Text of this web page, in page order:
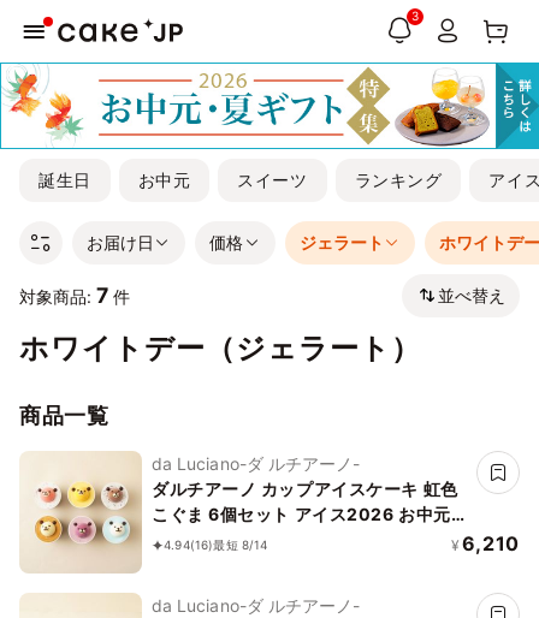
3
誕生日 お中元 スイーツ ランキング アイ
お届け日 価格 ジェラート ホワイトデ
対象商品: 7 件 並べ替え
ホワイトデー（ジェラート）
商品一覧
da Luciano-ダ ルチアーノ-
ダルチアーノ カップアイスケーキ 虹色
こぐま 6個セット アイス2026 お中元
2026
4.94(16)最短 8/14 ¥ 6,210
da Luciano-ダ ルチアーノ-